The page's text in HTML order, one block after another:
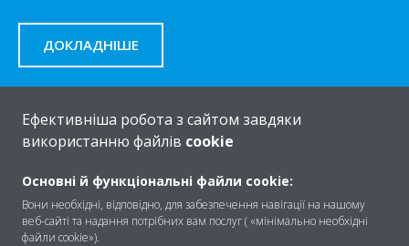
ДОКЛАДНІШЕ
Знайти більше інформації
Ефективніша робота з сайтом завдяки
використанню файлів cookie
Основні й функціональні файли cookie:
Вони необхідні, відповідно, для забезпечення навігації на нашому
веб-сайті та надання потрібних вам послуг ( «мінімально необхідні
файли cookie»).